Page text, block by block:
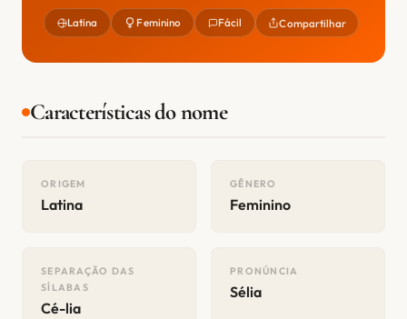
Latina Feminino Fácil Compartilhar
Características do nome
ORIGEM
Latina
GÊNERO
Feminino
SEPARAÇÃO DAS
SÍLABAS
Cé-lia
PRONÚNCIA
Sélia